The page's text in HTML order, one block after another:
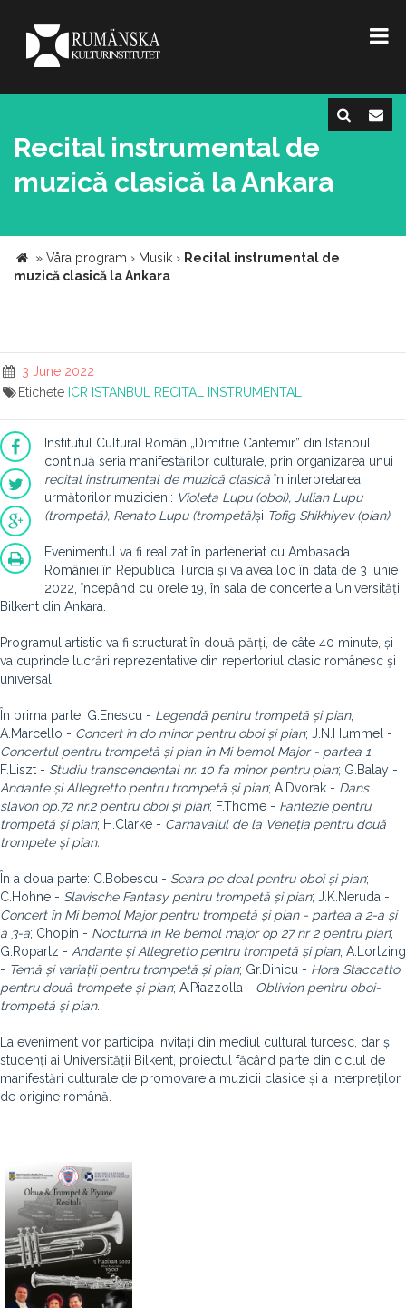
Recital instrumental de
muzică clasică la Ankara
» Våra program › Musik › Recital instrumental de
muzică clasică la Ankara
3 June 2022
Etichete ICR ISTANBUL RECITAL INSTRUMENTAL
Institutul Cultural Român „Dimitrie Cantemir” din Istanbul
continuă seria manifestărilor culturale, prin organizarea unui
recital instrumental de muzică clasică în interpretarea
următorilor muzicieni: Violeta Lupu (oboi), Julian Lupu
(trompetă), Renato Lupu (trompetă)și Tofig Shikhiyev (pian).
Evenimentul va fi realizat în parteneriat cu Ambasada
României în Republica Turcia și va avea loc în data de 3 iunie
2022, începând cu orele 19, în sala de concerte a Universității
Bilkent din Ankara.
Programul artistic va fi structurat în două părți, de câte 40 minute, și
va cuprinde lucrări reprezentative din repertoriul clasic românesc şi
universal.
În prima parte: G.Enescu - Legendă pentru trompetă și pian;
A.Marcello - Concert în do minor pentru oboi și pian; J.N.Hummel -
Concertul pentru trompetă și pian în Mi bemol Major - partea 1;
F.Liszt - Studiu transcendental nr. 10 fa minor pentru pian; G.Balay -
Andante și Allegretto pentru trompetă și pian; A.Dvorak - Dans
slavon op.72 nr.2 pentru oboi și pian; F.Thome - Fantezie pentru
trompetă și pian; H.Clarke - Carnavalul de la Veneția pentru două
trompete și pian.
În a doua parte: C.Bobescu - Seara pe deal pentru oboi și pian;
C.Hohne - Slavische Fantasy pentru trompetă și pian; J.K.Neruda -
Concert în Mi bemol Major pentru trompetă și pian - partea a 2-a și
a 3-a; Chopin - Nocturnă în Re bemol major op 27 nr 2 pentru pian;
G.Ropartz - Andante și Allegretto pentru trompetă și pian; A.Lortzing
- Temă și variații pentru trompetă și pian; Gr.Dinicu - Hora Staccatto
pentru două trompete și pian; A.Piazzolla - Oblivion pentru oboi-
trompetă și pian.
La eveniment vor participa invitați din mediul cultural turcesc, dar și
studenți ai Universității Bilkent, proiectul făcând parte din ciclul de
manifestări culturale de promovare a muzicii clasice și a interpreților
de origine română.